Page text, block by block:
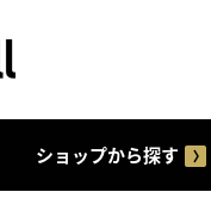
ショップから探す